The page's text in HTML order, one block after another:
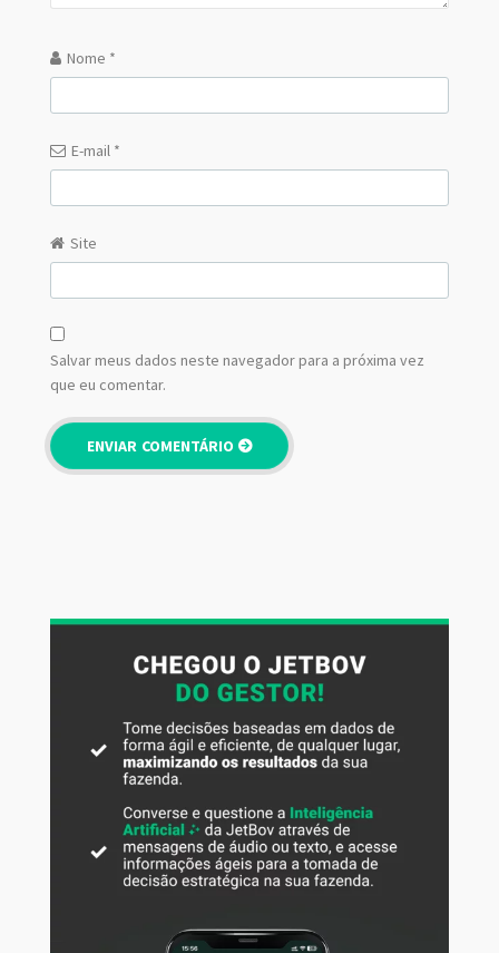
Nome *
E-mail *
Site
Salvar meus dados neste navegador para a próxima vez
que eu comentar.